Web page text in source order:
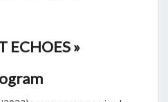
ECHOES »